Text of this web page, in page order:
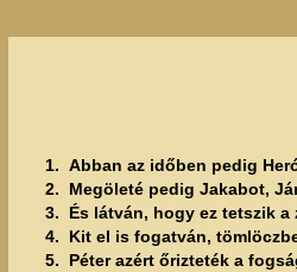
1. Abban az időben pedig
2.
Megöleté pedig Jakabot,
3.
És látván, hogy ez tetszik
4.
Kit el is fogatván,
5.
Péter azért őrizteték a